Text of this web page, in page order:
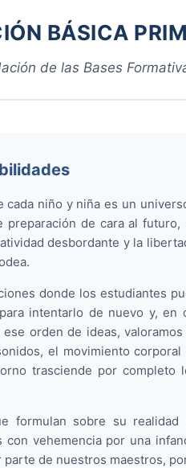
BÁSICA
de las Bases
cada niño y niña es un
de cara al futuro,
desbordante y la
donde los estudiantes
intentarlo de nuevo y, en
orden de ideas,
el movimiento
trasciende por completo
formulan sobre su realidad
vehemencia por una
de nuestros maestros,